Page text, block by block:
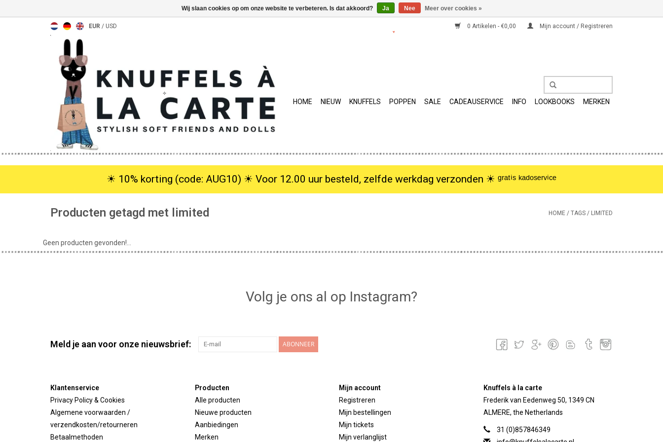
EUR / USD 0 Artikelen - €0,00 Mijn account / Registreren
HOME NIEUW KNUFFELS POPPEN SALE CADEAUSERVICE INFO LOOKBOOKS MERKEN
☀︎ 10% korting (code: AUG10) ☀︎ Voor 12.00 uur besteld, zelfde werkdag verzonden ☀︎ ᵍʳᵃᵗⁱˢ ᵏᵃᵈᵒˢᵉʳᵛⁱᶜᵉ
Producten getagd met limited HOME / TAGS / LIMITED
Geen producten gevonden!...
Volg je ons al op Instagram?
Meld je aan voor onze nieuwsbrief: ABONNEER
Klantenservice
Privacy Policy & Cookies
Algemene voorwaarden /
verzendkosten/retourneren
Betaalmethoden
Producten
Alle producten
Nieuwe producten
Aanbiedingen
Merken
Mijn account
Registreren
Mijn bestellingen
Mijn tickets
Mijn verlanglijst
Knuffels à la carte
Frederik van Eedenweg 50, 1349 CN
ALMERE, the Netherlands
31 (0)857846349
Wij slaan cookies op om onze website te verbeteren. Is dat akkoord? Ja Nee Meer over cookies »